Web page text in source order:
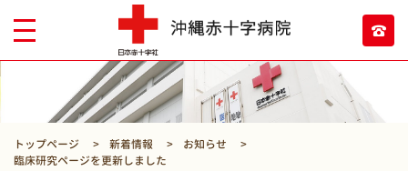
トップページ 新着情報
お知らせ
臨床研究ページを更新しました